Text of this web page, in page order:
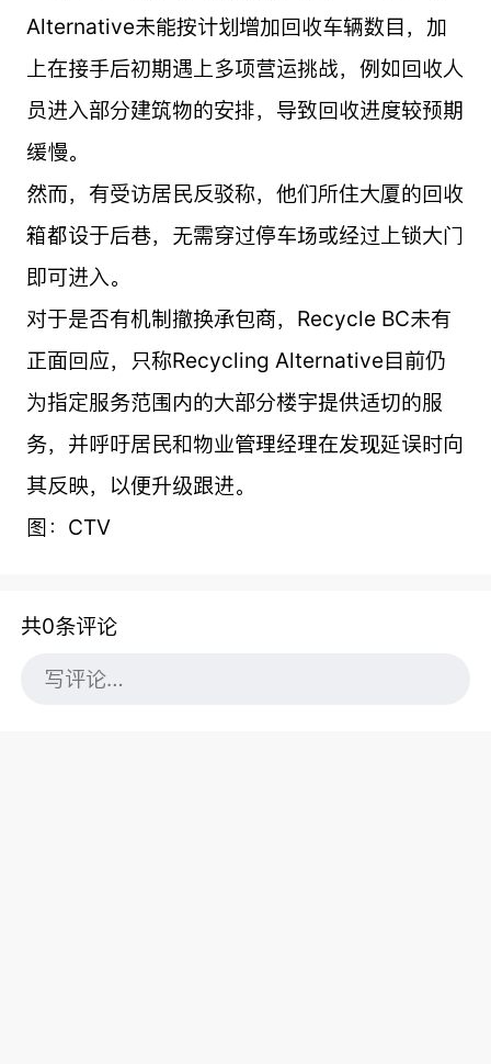
Alternative未能按计划增加回收车辆数目，加
上在接手后初期遇上多项营运挑战，例如回收人
员进入部分建筑物的安排，导致回收进度较预期
缓慢。
然而，有受访居民反驳称，他们所住大厦的回收
箱都设于后巷，无需穿过停车场或经过上锁大门
即可进入。
对于是否有机制撤换承包商，Recycle BC未有
正面回应，只称Recycling Alternative目前仍
为指定服务范围内的大部分楼宇提供适切的服
务，并呼吁居民和物业管理经理在发现延误时向
其反映，以便升级跟进。
图：CTV
共0条评论